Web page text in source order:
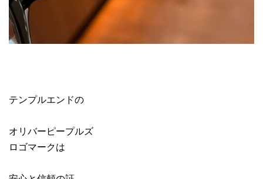
テンプルエンドの
オリバーピープルズ
ロゴマークは